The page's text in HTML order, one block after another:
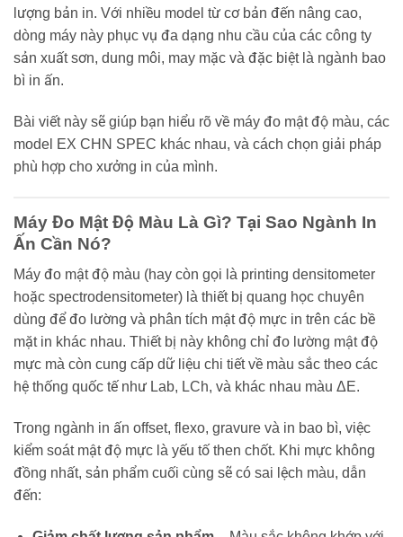
lượng bản in. Với nhiều model từ cơ bản đến nâng cao,
dòng máy này phục vụ đa dạng nhu cầu của các công ty
sản xuất sơn, dung môi, may mặc và đặc biệt là ngành bao
bì in ấn.
Bài viết này sẽ giúp bạn hiểu rõ về máy đo mật độ màu, các
model EX CHN SPEC khác nhau, và cách chọn giải pháp
phù hợp cho xưởng in của mình.
Máy Đo Mật Độ Màu Là Gì? Tại Sao Ngành In
Ấn Cần Nó?
Máy đo mật độ màu (hay còn gọi là printing densitometer
hoặc spectrodensitometer) là thiết bị quang học chuyên
dùng để đo lường và phân tích mật độ mực in trên các bề
mặt in khác nhau. Thiết bị này không chỉ đo lường mật độ
mực mà còn cung cấp dữ liệu chi tiết về màu sắc theo các
hệ thống quốc tế như Lab, LCh, và khác nhau màu ΔE.
Trong ngành in ấn offset, flexo, gravure và in bao bì, việc
kiểm soát mật độ mực là yếu tố then chốt. Khi mực không
đồng nhất, sản phẩm cuối cùng sẽ có sai lệch màu, dẫn
đến: